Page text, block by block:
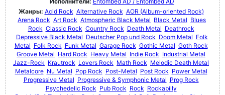
Жанры: Acid Rock Alternative Rock AOR (Album-oriented Rock)
Arena Rock Art Rock Atmospheric Black Metal Black Metal Blues
Rock Classic Rock Country Rock Death Metal Deathrock
Depressive Black Metal Deutscher Pop und Rock Doom Metal Folk
Metal Folk Rock Funk Metal Garage Rock Gothic Metal Goth Rock
Groove Metal Hard Rock Heavy Metal Indie Rock Industrial Metal
Jazz-Rock Krautrock Lovers Rock Math Rock Melodic Death Metal
Metalcore Nu Metal Pop Rock Post-Metal Post Rock Power Metal
Progressive Metal Progressive & Symphonic Metal Prog Rock
Psychedelic Rock Pub Rock Rock Rockabilly